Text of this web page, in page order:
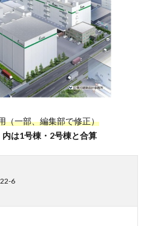
（一部、編集部で修正）
内は1号棟・2号棟と合算
6